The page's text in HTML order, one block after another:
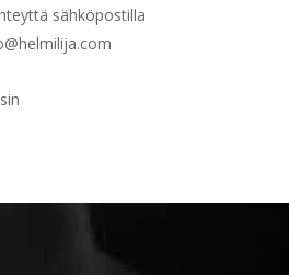
sähköpostilla